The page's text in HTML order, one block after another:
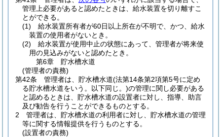
管理上必要があると認めたときは、給水装置を切り離すこ
とができる。
(1)
給水装置所有者が60日以上所在が不明で、かつ、給水
装置の使用者がないとき。
(2)
給水装置が使用中止の状態にあって、管理者が将来使
用の見込みがないと認めたとき。
第6章
貯水槽水道
(管理者の責務)
第42条
管理者は、貯水槽水道(法第14条第2項第5号に定め
る貯水槽水道をいう。以下同じ。)の管理に関し必要がある
と認めるときは、貯水槽水道の設置者に対し、指導、助言
及び勧告を行うことができるものとする。
2
管理者は、貯水槽水道の利用者に対し、貯水槽水道の管理
等に関する情報提供を行うものとする。
(設置者の責務)